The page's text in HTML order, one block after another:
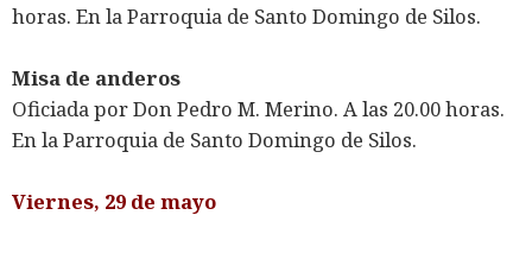
horas. En la Parroquia de Santo Domingo de Silos.
Misa de anderos
Oficiada por Don Pedro M. Merino. A las 20.00 horas.
En la Parroquia de Santo Domingo de Silos.
Viernes, 29 de mayo